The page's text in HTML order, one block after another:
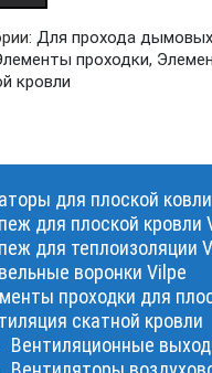
Для прохода
проходки,
кровли
для плоской ковли
для плоской кровли
для теплоизоляции
воронки Vilpe
проходки для
скатной кровли
Вентиляционные